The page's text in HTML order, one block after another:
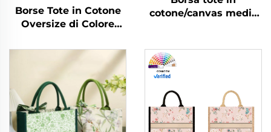
Borse Tote in Cotone
Oversize di Colore
Tela di Cotone
Durevoli, Borsone
Gigante per Weekend,
Grande Borsa per la
Spesa, Borsa Sportiva
cotone/canvas media
sposa, con nome
personalizzato e logo a
lettere per pubblicità,
per Natale